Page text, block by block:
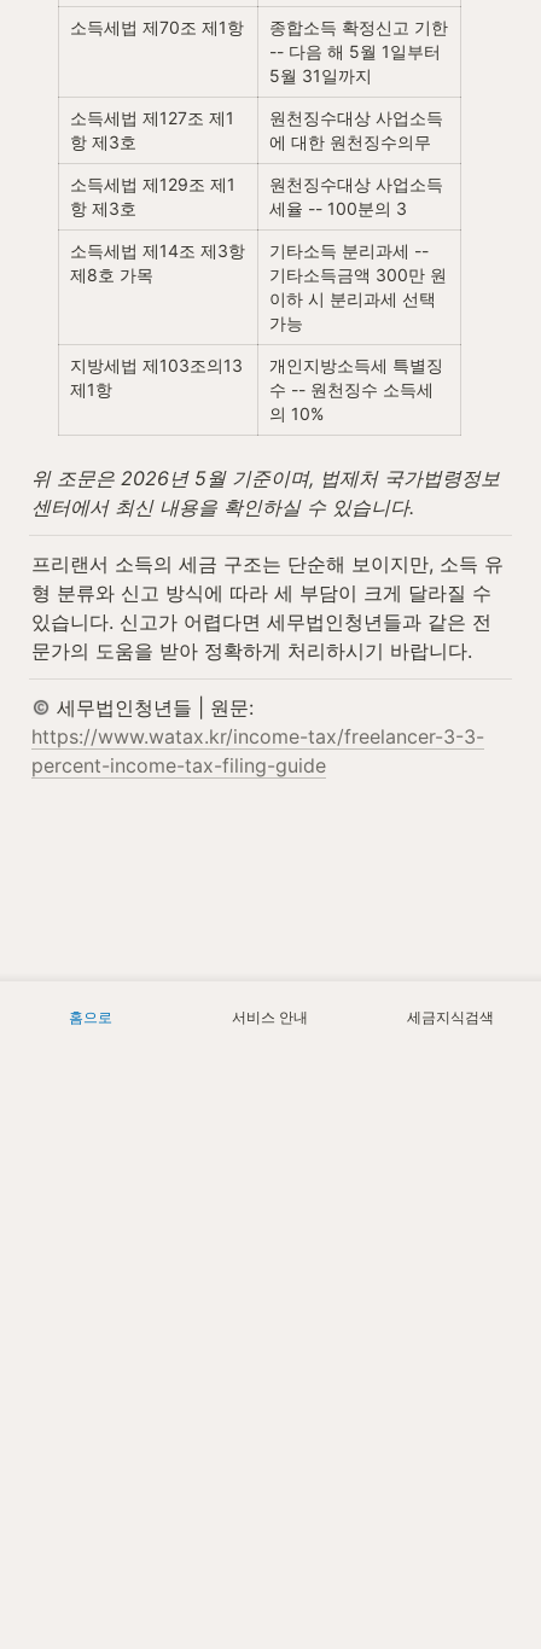
소득세법 제70조 제1항
종합소득 확정신고 기한
-- 다음 해 5월 1일부터
5월 31일까지
소득세법 제127조 제1
항 제3호
원천징수대상 사업소득
에 대한 원천징수의무
소득세법 제129조 제1
항 제3호
원천징수대상 사업소득
세율 -- 100분의 3
소득세법 제14조 제3항
제8호 가목
기타소득 분리과세 --
기타소득금액 300만 원
이하 시 분리과세 선택
가능
지방세법 제103조의13
제1항
개인지방소득세 특별징
수 -- 원천징수 소득세
의 10%
위 조문은 2026년 5월 기준이며, 법제처 국가법령정보
센터에서 최신 내용을 확인하실 수 있습니다.
프리랜서 소득의 세금 구조는 단순해 보이지만, 소득 유
형 분류와 신고 방식에 따라 세 부담이 크게 달라질 수
있습니다. 신고가 어렵다면 세무법인청년들과 같은 전
문가의 도움을 받아 정확하게 처리하시기 바랍니다.
https://www.watax.kr/income-tax/freelancer-3-3-
percent-income-tax-filing-guide
홈으로 서비스 안내 세금지식검색